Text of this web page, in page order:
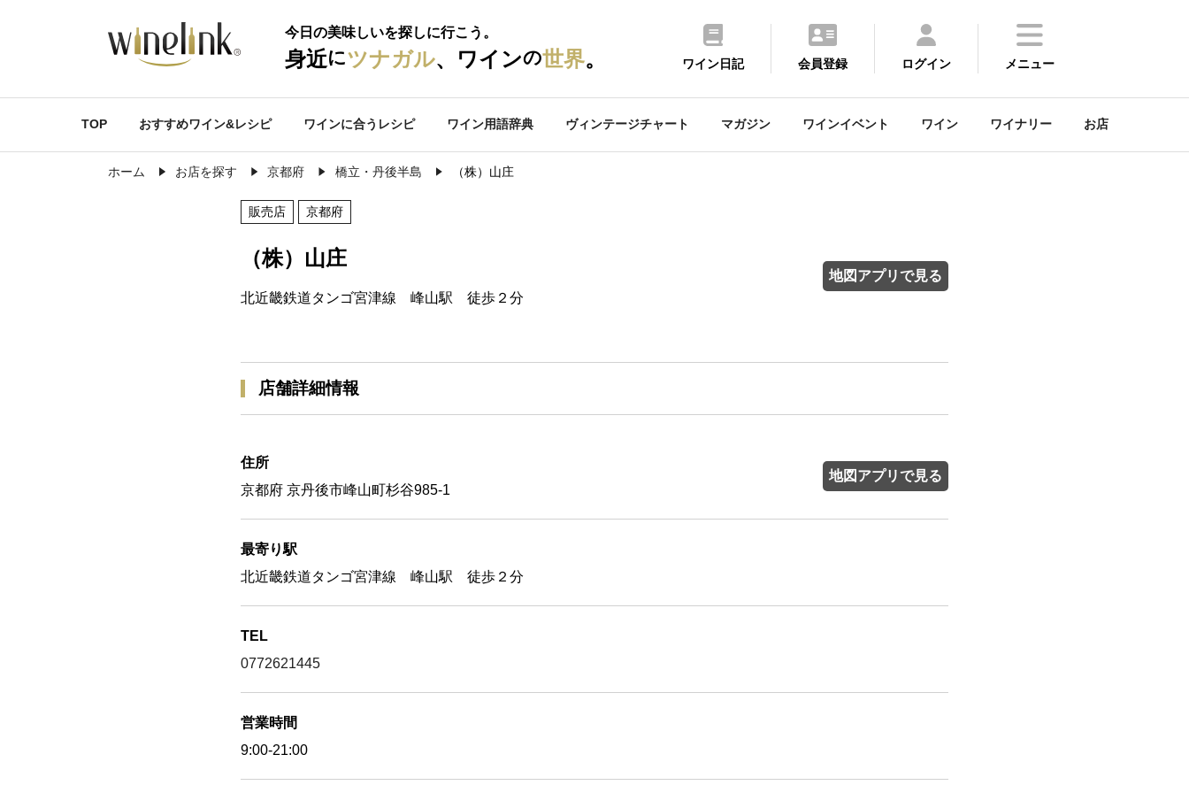
今日の美味しいを探しに行こう。
身近にツナガル、ワインの世界。 ワイン日記 会員登録 ログイン メニュー
TOP おすすめワイン&レシピ ワインに合うレシピ ワイン用語辞典 ヴィンテージチャート マガジン ワインイベント ワイン ワイナリー お店
ホーム お店を探す 京都府 橋立・丹後半島 （株）山庄
販売店 京都府
（株）山庄
北近畿鉄道タンゴ宮津線 峰山駅 徒歩２分
地図アプリで見る
店舗詳細情報
住所
京都府 京丹後市峰山町杉谷985-1
地図アプリで見る
最寄り駅
北近畿鉄道タンゴ宮津線 峰山駅 徒歩２分
TEL
0772621445
営業時間
9:00-21:00